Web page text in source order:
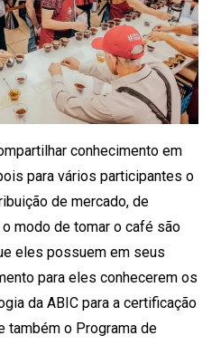
conhecimento em
para vários participantes o
de mercado, de
modo de tomar o café são
eles possuem em seus
para eles conhecerem os
da ABIC para a certificação
também o Programa de